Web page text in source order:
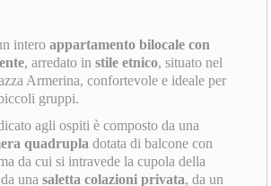
Armerina, confortevole e ideale per
gruppi.
agli ospiti è composto da una
quadrupla
da cui si intravede la cupola della
da unasaletta colazioni privata, da un
uningresso indipendente.